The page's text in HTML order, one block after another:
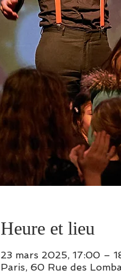
Heure et lieu
23 mars 2025, 17:00 –
Paris, 60 Rue des